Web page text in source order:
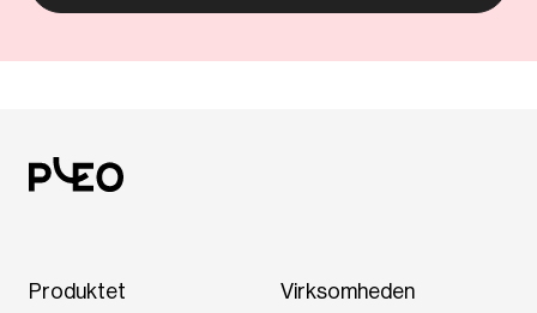
Produktet Virksomheden